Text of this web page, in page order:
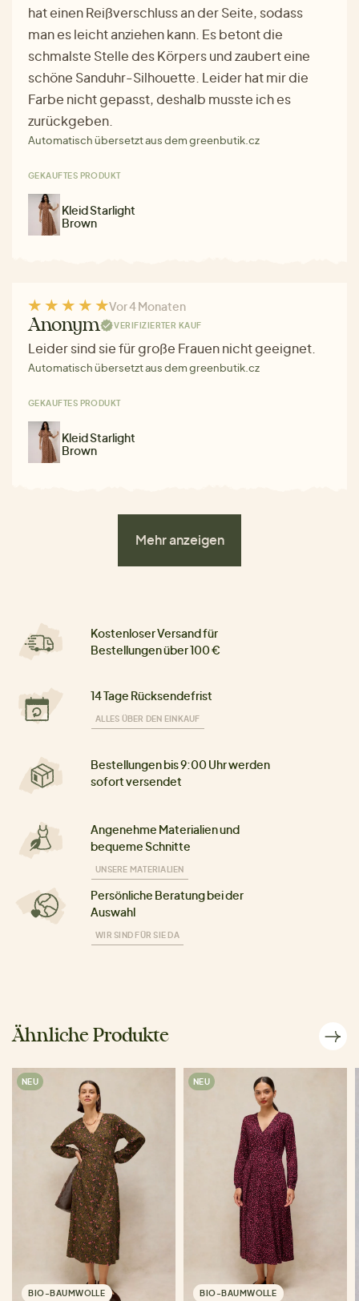
hat einen Reißverschluss an der Seite, sodass
man es leicht anziehen kann. Es betont die
schmalste Stelle des Körpers und zaubert eine
schöne Sanduhr-Silhouette. Leider hat mir die
Farbe nicht gepasst, deshalb musste ich es
zurückgeben.
Automatisch übersetzt aus dem greenbutik.cz
GEKAUFTES PRODUKT
Kleid Starlight
Brown
Vor 4 Monaten
Anonym VERIFIZIERTER KAUF
Leider sind sie für große Frauen nicht geeignet.
Automatisch übersetzt aus dem greenbutik.cz
GEKAUFTES PRODUKT
Kleid Starlight
Brown
Mehr anzeigen
Kostenloser Versand für
Bestellungen über 100 €
14 Tage Rücksendefrist
ALLES ÜBER DEN EINKAUF
Bestellungen bis 9:00 Uhr werden
sofort versendet
Angenehme Materialien und
bequeme Schnitte
UNSERE MATERIALIEN
Persönliche Beratung bei der
Auswahl
WIR SIND FÜR SIE DA
Ähnliche Produkte
NEU
BIO-BAUMWOLLE
NEU
BIO-BAUMWOLLE